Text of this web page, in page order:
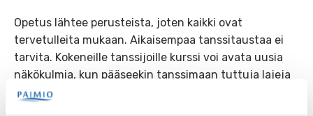
Opetus lähtee perusteista, joten kaikki ovat
tervetulleita mukaan. Aikaisempaa tanssitaustaa ei
tarvita. Kokeneille tanssijoille kurssi voi avata uusia
näkökulmia, kun pääseekin tanssimaan tuttuja lajeja
eri roolissa. Kurssi järjestetään yhteistyössä Salon